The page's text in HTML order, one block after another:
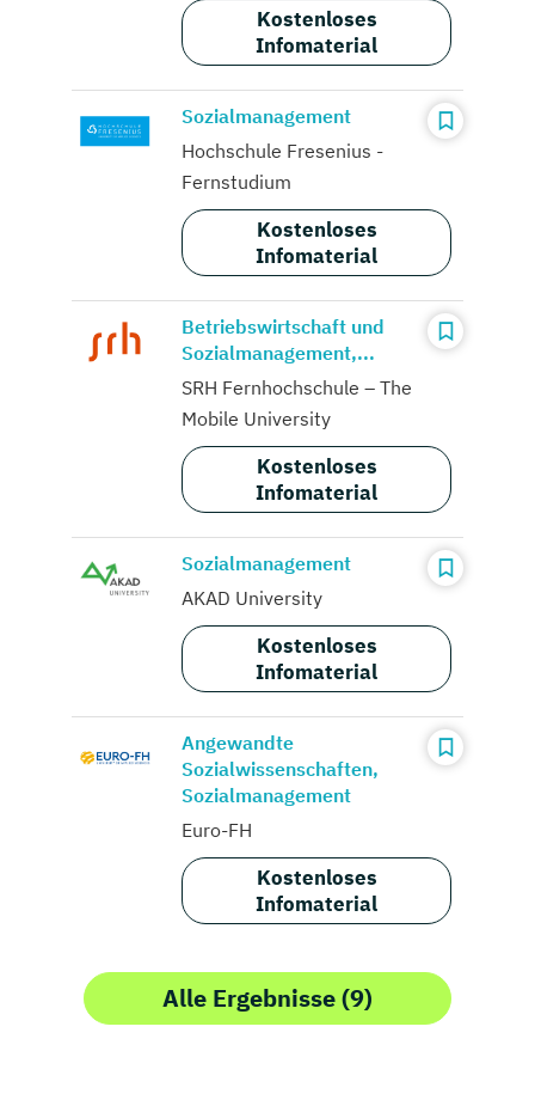
Kostenloses
Infomaterial
Sozialmanagement
Hochschule Fresenius -
Fernstudium
Kostenloses
Infomaterial
Betriebswirtschaft und
Sozialmanagement,...
SRH Fernhochschule – The
Mobile University
Kostenloses
Infomaterial
Sozialmanagement
AKAD University
Kostenloses
Infomaterial
Angewandte
Sozialwissenschaften,
Sozialmanagement
Euro-FH
Kostenloses
Infomaterial
Alle Ergebnisse (9)